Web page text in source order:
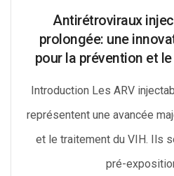
Antirétroviraux
prolongée: une
pour la prévention et
Introduction Les ARV
représentent une avancée
et le traitement du VIH. Ils
pré-